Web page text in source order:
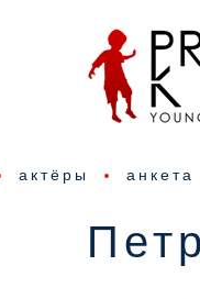
актёры анкета